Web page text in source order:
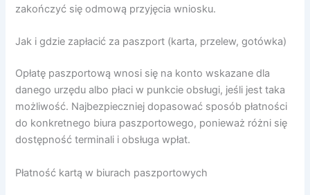
zakończyć się odmową przyjęcia wniosku.
Jak i gdzie zapłacić za paszport (karta, przelew, gotówka)
Opłatę paszportową wnosi się na konto wskazane dla
danego urzędu albo płaci w punkcie obsługi, jeśli jest taka
możliwość. Najbezpieczniej dopasować sposób płatności
do konkretnego biura paszportowego, ponieważ różni się
dostępność terminali i obsługa wpłat.
Płatność kartą w biurach paszportowych